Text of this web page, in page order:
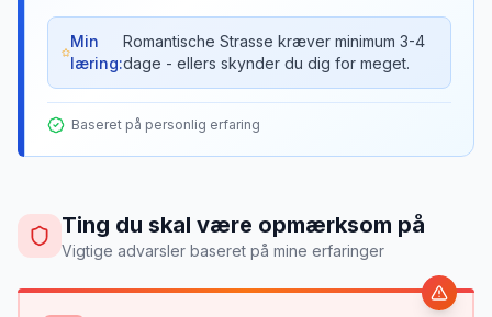
og Dinkelsbühl. Hver landsby var som at
træde ind i et eventyr.
Min
læring:
Romantische Strasse kræver minimum 3-4
dage - ellers skynder du dig for meget.
Baseret på personlig erfaring
Ting du skal være opmærksom på
Vigtige advarsler baseret på mine erfaringer